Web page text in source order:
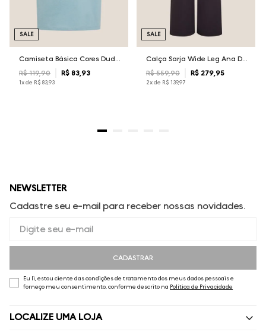
R$ 119,90 R$ 83, 93
1x de R$ 83,93
SALE
Calça Sarja Wide Leg Ana Dudalina Feminina
R$ 559,90 R$ 279, 95
2x de R$ 139,97
SALE
NEWSLETTER
Cadastre seu e-mail para receber nossas novidades.
CADASTRAR
Eu li, estou ciente das condições de tratamento dos meus dados pessoais e
forneço meu consentimento, conforme descrito na Política de Privacidade
LOCALIZE UMA LOJA